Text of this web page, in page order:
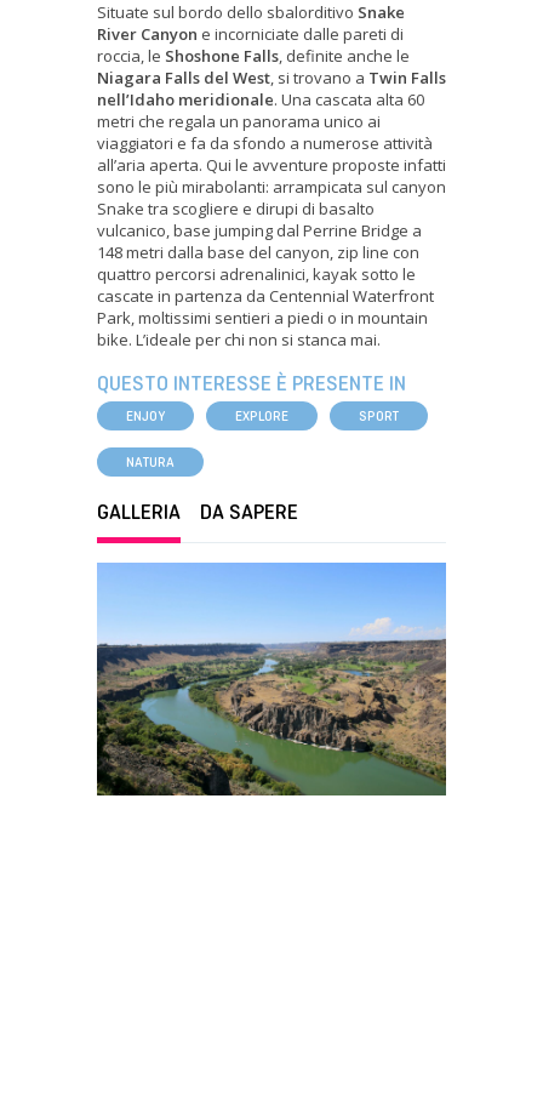
Situate sul bordo dello sbalorditivo Snake
River Canyon e incorniciate dalle pareti di
roccia, le Shoshone Falls, definite anche le
Niagara Falls del West, si trovano a Twin Falls
nell’Idaho meridionale. Una cascata alta 60
metri che regala un panorama unico ai
viaggiatori e fa da sfondo a numerose attività
all’aria aperta. Qui le avventure proposte infatti
sono le più mirabolanti: arrampicata sul canyon
Snake tra scogliere e dirupi di basalto
vulcanico, base jumping dal Perrine Bridge a
148 metri dalla base del canyon, zip line con
quattro percorsi adrenalinici, kayak sotto le
cascate in partenza da Centennial Waterfront
Park, moltissimi sentieri a piedi o in mountain
bike. L’ideale per chi non si stanca mai.
QUESTO INTERESSE È PRESENTE IN
ENJOY EXPLORE SPORT
NATURA
GALLERIA DA SAPERE